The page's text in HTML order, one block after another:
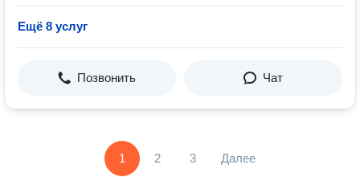
Ещё 8 услуг
Позвонить Чат
1 2 3 Далее